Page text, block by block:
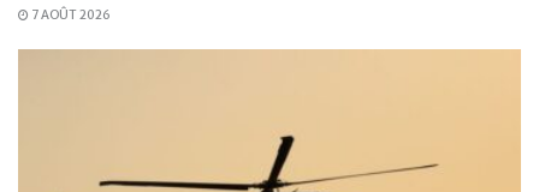
7 AOÛT 2026